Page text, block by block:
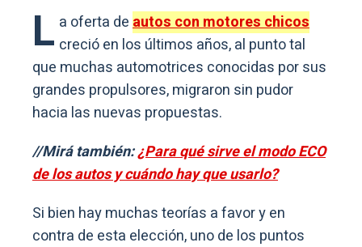
L a oferta deautos con motores chicos
creció en los últimos años, al punto tal
que muchas automotrices conocidas por sus
grandes propulsores, migraron sin pudor
hacia las nuevas propuestas.
//Mirá también:¿Para qué sirve el modo ECO
de los autos y cuándo hay que usarlo?
Si bien hay muchas teorías a favor y en
contra de esta elección, uno de los puntos